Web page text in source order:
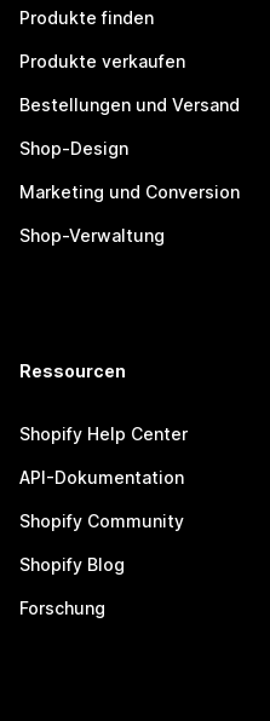
Produkte finden
Produkte verkaufen
Bestellungen und Versand
Shop-Design
Marketing und Conversion
Shop-Verwaltung
Ressourcen
Shopify Help Center
API-Dokumentation
Shopify Community
Shopify Blog
Forschung